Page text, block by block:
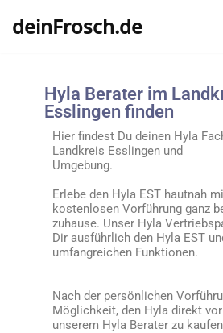
deinFrosch.de
Hyla Berater im
Esslingen finden
Hier findest Du deinen Hyla
Landkreis Esslingen und
Umgebung.
Erlebe den Hyla EST hautnah
kostenlosen Vorführung ganz
zuhause. Unser Hyla
Dir ausführlich den Hyla EST
umfangreichen Funktionen.
Nach der persönlichen
Möglichkeit, den Hyla direkt
unserem Hyla Berater zu